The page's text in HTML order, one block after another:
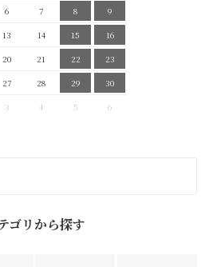
6 7 8
9
13 14 15
16
20 21 22
23
27 28 29
30
3 4 5 6
ゴリから探す